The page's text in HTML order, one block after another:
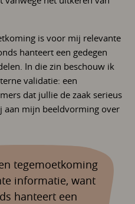
is voor mij relevante
hanteert een gedegen
In die zin beschouw ik
validatie: een
dat jullie de zaak serieus
aan mijn beeldvorming over
tegemoetkoming
informatie, want
hanteert een